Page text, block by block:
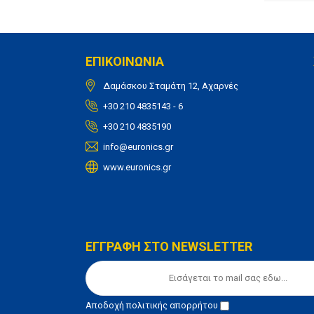
ΕΠΙΚΟΙΝΩΝΙΑ
Δαμάσκου Σταμάτη 12, Αχαρνές
+30 210 4835143 - 6
+30 210 4835190
info@euronics.gr
www.euronics.gr
ΕΓΓΡΑΦΗ ΣΤΟ NEWSLETTER
Αποδοχήπολιτικής απορρήτου